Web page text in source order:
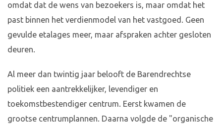
omdat dat de wens van bezoekers is, maar omdat het
past binnen het verdienmodel van het vastgoed. Geen
gevulde etalages meer, maar afspraken achter gesloten
deuren.
Al meer dan twintig jaar belooft de Barendrechtse
politiek een aantrekkelijker, levendiger en
toekomstbestendiger centrum. Eerst kwamen de
grootse centrumplannen. Daarna volgde de "organische